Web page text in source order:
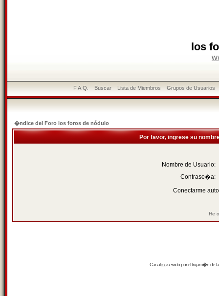
los
F.A.Q. Buscar Lista de Miembros Grupos de Usuarios
�ndice del Foro los foros de nódulo
Por favor, ingrese su
Nombre de Usuario:
Contrase�a:
Conectarme
He
Canalrssservido por eltrujam�nde